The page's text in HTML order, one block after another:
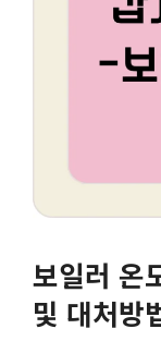
보일러 온
및 대처방